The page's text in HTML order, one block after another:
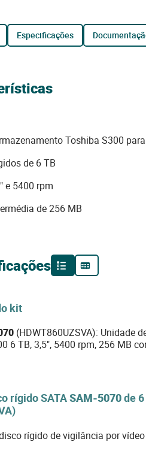
especificações
Toshiba S300
de 6 TB
e 5400 rpm
de 256 MB
kit
(HDWT860UZSVA): Unidade
6 TB, 3,5", 5400 rpm, 256 MB
rígido SATASAM-5070de 6
rígido de vigilância por